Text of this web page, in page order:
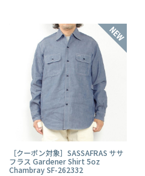
［クーポン対象］SASSAFRAS ササ
フラス Gardener Shirt 5oz
Chambray SF-262332